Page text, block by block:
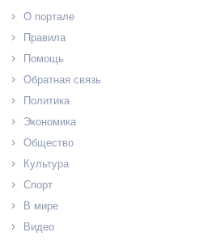
О портале
Правила
Помощь
Обратная связь
Политика
Экономика
Общество
Культура
Спорт
В мире
Видео